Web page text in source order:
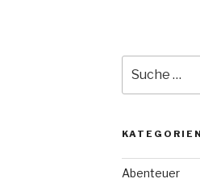
nach:
KATEGORIEN
Abenteuer